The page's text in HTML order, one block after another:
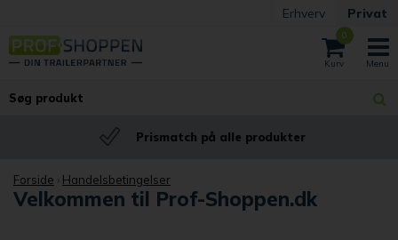
Erhverv Privat
0
Prismatch på alle produkter
Forside › Handelsbetingelser
Velkommen til Prof-Shoppen.dk